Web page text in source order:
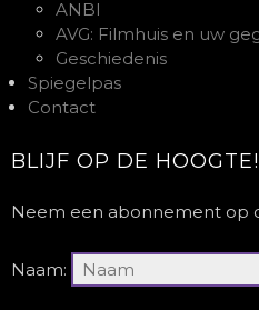
ANBI
AVG: Filmhuis en uw
Geschiedenis
Spiegelpas
Contact
BLIJF OP DE HOOGTE!
Neem een abonnement op
Naam: